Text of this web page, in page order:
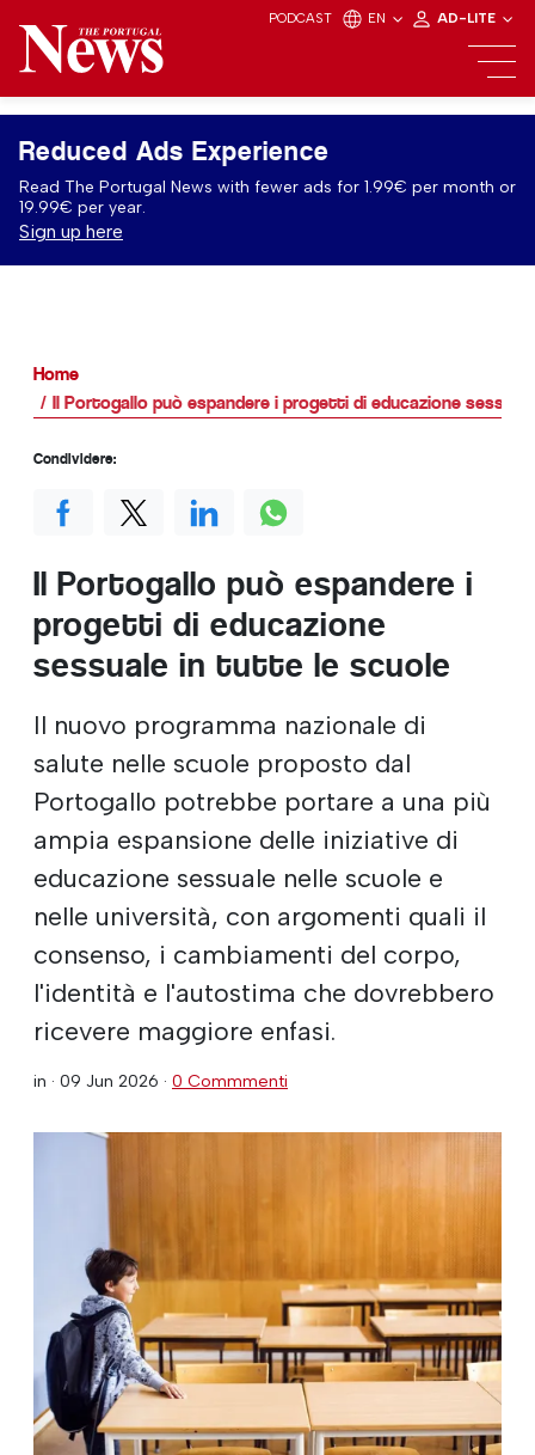
PODCAST EN AD-LITE
Reduced Ads Experience
Read The Portugal News with fewer ads for 1.99€ per month or
19.99€ per year.
Sign up here
Home
Il Portogallo può espandere i progetti di educazione
Il Portogallo può espandere i
progetti di educazione
sessuale in tutte le scuole
Il nuovo programma nazionale di
salute nelle scuole proposto dal
Portogallo potrebbe portare a una più
ampia espansione delle iniziative di
educazione sessuale nelle scuole e
nelle università, con argomenti quali il
consenso, i cambiamenti del corpo,
l'identità e l'autostima che dovrebbero
ricevere maggiore enfasi.
in · 09 Jun 2026 · 0 Commmenti
Condividere: